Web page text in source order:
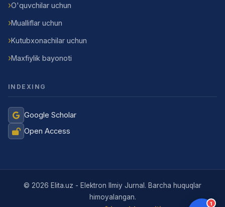
O'quvchilar uchun
Mualliflar uchun
Kutubxonachilar uchun
Maxfiylik bayonoti
INDEXING
Google Scholar
Open Access
© 2026 Elita.uz - Elektron Ilmiy Jurnal. Barcha huquqlar
himoyalangan.
1